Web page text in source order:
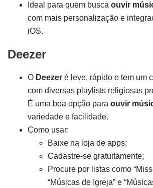
Ideal para quem busca ouvir
com mais personalização e
iOS.
Deezer
O Deezer é leve, rápido e tem um
com diversas playlists religiosas
É uma boa opção para ouvir
variedade e facilidade.
Como usar:
Baixe na loja de apps;
Cadastre-se gratuitamente;
Procure por listas como
“Músicas de Igreja” e